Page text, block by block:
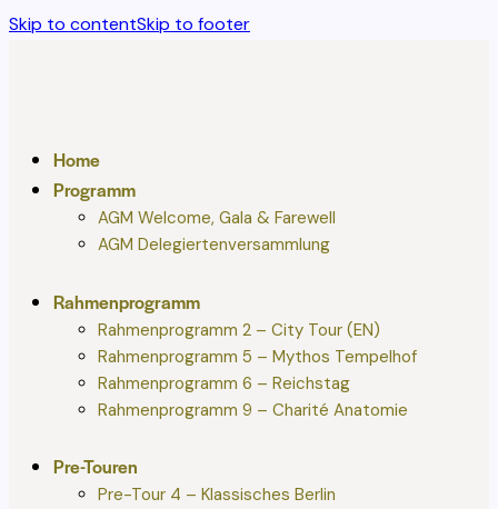
Skip to contentSkip to footer
Home
Programm
AGM Welcome, Gala & Farewell
AGM Delegiertenversammlung
Rahmenprogramm
Rahmenprogramm 2 – City Tour (EN)
Rahmenprogramm 5 – Mythos Tempelhof
Rahmenprogramm 6 – Reichstag
Rahmenprogramm 9 – Charité Anatomie
Pre-Touren
Pre-Tour 4 – Klassisches Berlin